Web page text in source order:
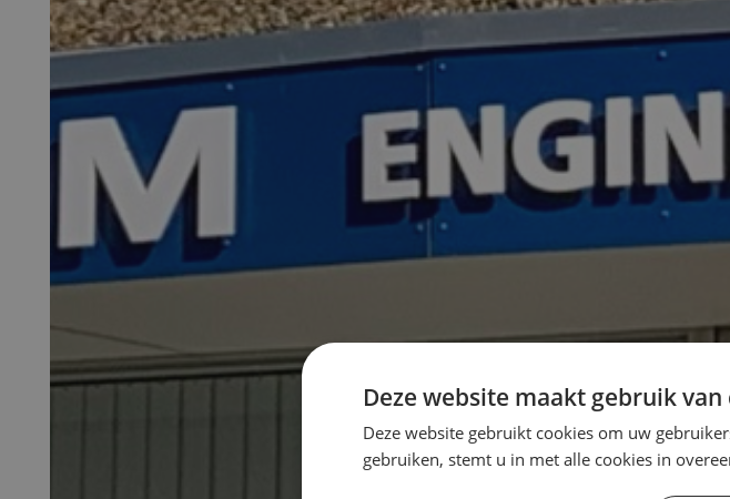
Deze website maakt gebruik van
Deze website gebruikt cookies om uw
gebruiken, stemt u in met alle cookies in